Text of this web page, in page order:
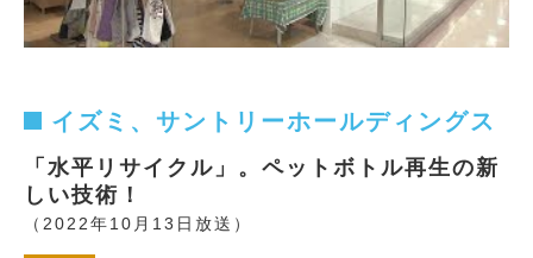
イズミ、サントリーホールディングス
「水平リサイクル」。ペットボトル再生の新
しい技術！
（2022年10月13日放送）